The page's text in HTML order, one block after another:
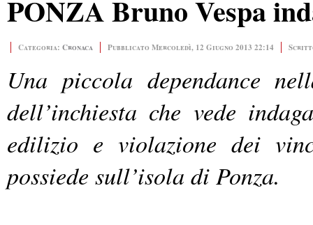
PONZA Bruno Vespa
Categoria: Cronaca Pubblicato Mercoledì, 12 Giugno 2013 22:14
Una piccola dependance
dell’inchiesta che vede
edilizio e violazione dei
possiede sull’isola di Ponza.